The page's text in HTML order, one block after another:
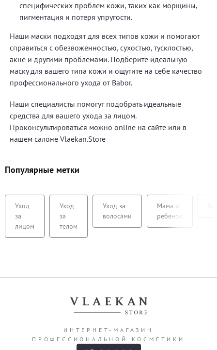
специфических проблем кожи, таких как морщины,
пигментация и потеря упругости.
Наши маски подходят для всех типов кожи и помогают
справиться с обезвоженностью, сухостью, тусклостью,
акне и другими проблемами. Подберите идеальную
маску для вашего типа кожи и ощутите на себе качество
профессионального ухода от Babor.
Наши специалисты помогут подобрать идеальные
средства для вашего ухода за лицом.
Проконсультироваться можно online на сайте или в
нашем салоне Vlaekan.Store
Популярные метки
Уход
за
лицом
Уход
за
телом
Уход за
волосами
Мама и
ребенок
ИНТЕРНЕТ-МАГАЗИН
ПРОФЕССИОНАЛЬНОЙ КОСМЕТИКИ